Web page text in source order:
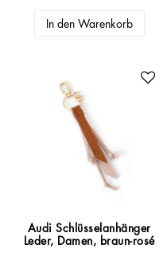
In den Warenkorb
Audi Schlüsselanhänger
Leder, Damen, braun-rosé